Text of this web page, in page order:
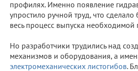
профилях. Именно появление
упростило ручной труд, что
весь процесс выпуска необходимой
Но разработчики трудились над
механизмов и оборудования, а
электромеханических листогибов.